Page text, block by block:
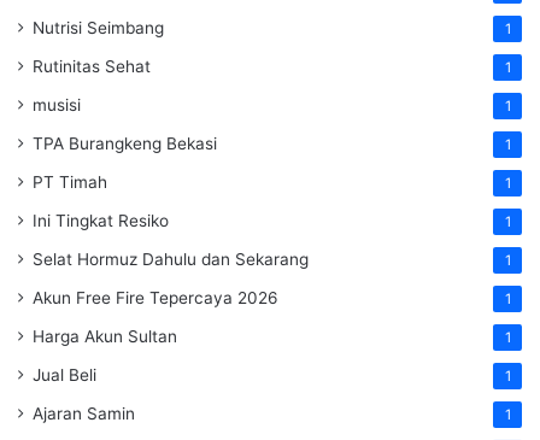
Nutrisi Seimbang 1
Rutinitas Sehat 1
musisi 1
TPA Burangkeng Bekasi 1
PT Timah 1
Ini Tingkat Resiko 1
Selat Hormuz Dahulu dan Sekarang 1
Akun Free Fire Tepercaya 2026 1
Harga Akun Sultan 1
Jual Beli 1
Ajaran Samin 1